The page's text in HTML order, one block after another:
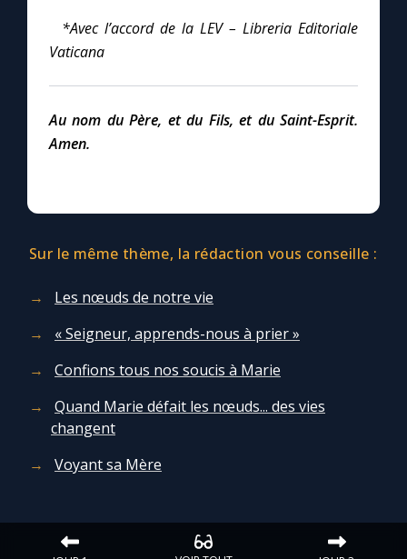
*Avec l’accord de la LEV – Libreria Editoriale
Vaticana
Au nom du Père, et du Fils, et du Saint-Esprit.
Amen.
Sur le même thème, la rédaction vous conseille :
Les nœuds de notre vie
« Seigneur, apprends-nous à prier »
Confions tous nos soucis à Marie
Quand Marie défait les nœuds... des vies
changent
Voyant sa Mère